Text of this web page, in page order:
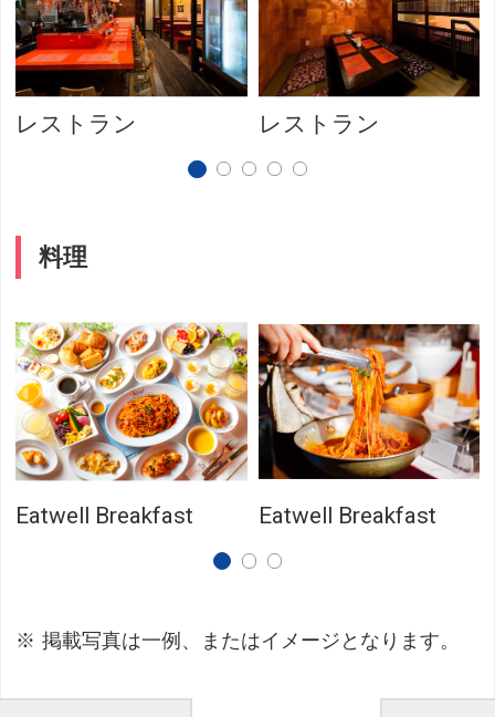
レストラン レストラン
料理
Eatwell Breakfast Eatwell Breakfast
掲載写真は一例、またはイメージとなります。